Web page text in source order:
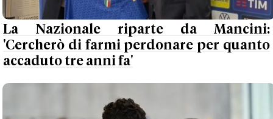
La Nazionale riparte da Mancini:
'Cercherò di farmi perdonare per quanto
accaduto tre anni fa'